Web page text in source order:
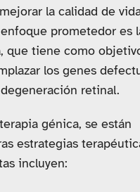
la calidad de
prometedor es
que tiene como
los genes
retinal.
génica, se están
estrategias
incluyen: